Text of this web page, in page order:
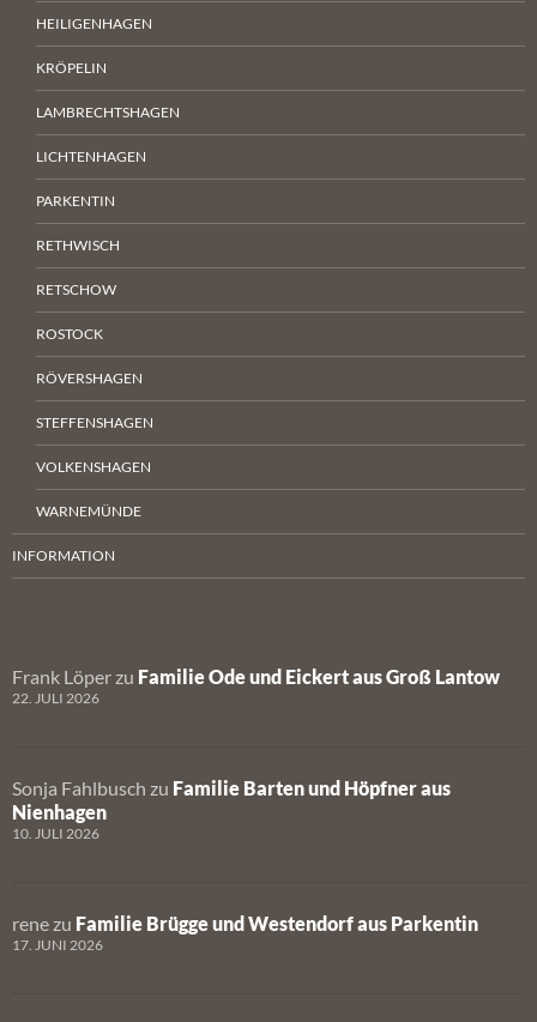
HEILIGENHAGEN
KRÖPELIN
LAMBRECHTSHAGEN
LICHTENHAGEN
PARKENTIN
RETHWISCH
RETSCHOW
ROSTOCK
RÖVERSHAGEN
STEFFENSHAGEN
VOLKENSHAGEN
WARNEMÜNDE
INFORMATION
Frank Löper zu Familie Ode und Eickert aus Groß Lantow
22. JULI 2026
Sonja Fahlbusch zu Familie Barten und Höpfner aus
Nienhagen
10. JULI 2026
rene zu Familie Brügge und Westendorf aus Parkentin
17. JUNI 2026